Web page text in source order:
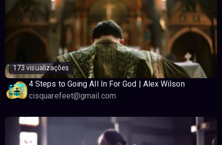
173 visualizações
4 Steps to Going All In For God | Alex Wilson
cisquarefeet@gmail.com